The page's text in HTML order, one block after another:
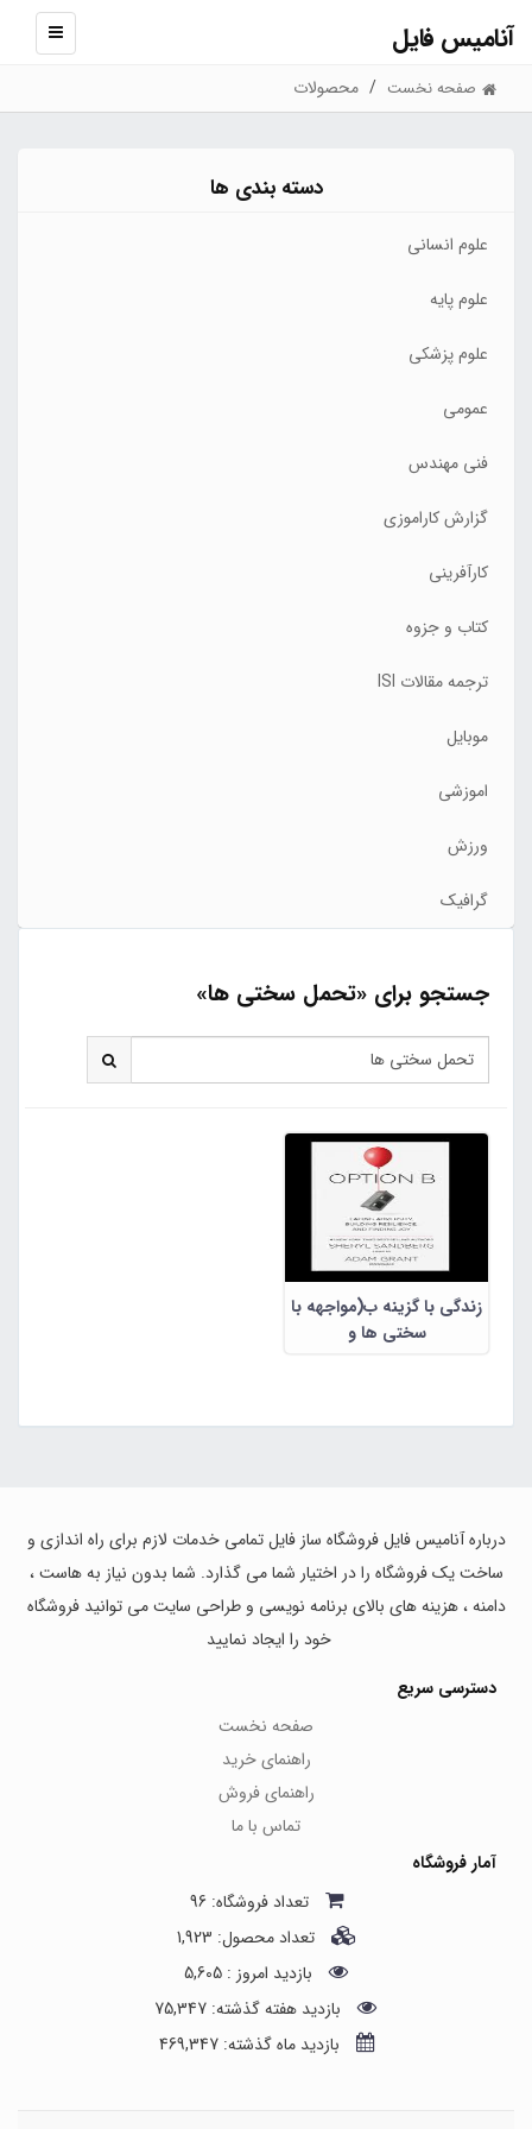
آنامیس فایل
نمایش
صفحه نخست محصولات
دسته بندی ها
علوم انسانی
علوم پایه
علوم پزشکی
عمومی
فنی مهندس
گزارش کاراموزی
کارآفرینی
کتاب و جزوه
ترجمه مقالات ISI
موبایل
اموزشی
ورزش
گرافیک
جستجو برای «تحمل سختی ها»
زندگی با گزینه ب(مواجهه با
سختی ها و
درباره آنامیس فایل فروشگاه ساز فایل تمامی خدمات لازم برای راه اندازی و
ساخت یک فروشگاه را در اختیار شما می گذارد. شما بدون نیاز به هاست ،
دامنه ، هزینه های بالای برنامه نویسی و طراحی سایت می توانید فروشگاه
خود را ایجاد نمایید
دسترسی سریع
صفحه نخست
راهنمای خرید
راهنمای فروش
تماس با ما
آمار فروشگاه
تعداد فروشگاه: 96
تعداد محصول: 1,923
بازدید امروز : 5,605
بازدید هفته گذشته: 75,347
بازدید ماه گذشته: 469,347